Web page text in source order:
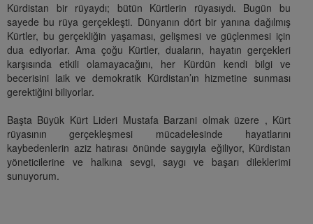
Kürdistan bir rüyaydı; bütün Kürtlerin rüyasıydı. Bugün bu
sayede bu rüya gerçekleşti. Dünyanın dört bir yanına dağılmış
Kürtler, bu gerçekliğin yaşaması, gelişmesi ve güçlenmesi için
dua ediyorlar. Ama çoğu Kürtler, duaların, hayatın gerçekleri
karşısında etkili olamayacağını, her Kürdün kendi bilgi ve
becerisini laik ve demokratik Kürdistan’ın hizmetine sunması
gerektiğini biliyorlar.
Başta Büyük Kürt Lideri Mustafa Barzani olmak üzere , Kürt
rüyasının gerçekleşmesi mücadelesinde hayatlarını
kaybedenlerin aziz hatırası önünde saygıyla eğiliyor, Kürdistan
yöneticilerine ve halkına sevgi, saygı ve başarı dileklerimi
sunuyorum.